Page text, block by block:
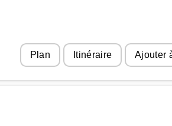
Plan Itinéraire Ajouter